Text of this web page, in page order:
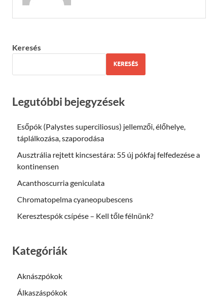
Keresés
KERESÉS
Legutóbbi bejegyzések
Esőpók (Palystes superciliosus) jellemzői, élőhelye,
táplálkozása, szaporodása
Ausztrália rejtett kincsestára: 55 új pókfaj felfedezése a
kontinensen
Acanthoscurria geniculata
Chromatopelma cyaneopubescens
Keresztespók csípése – Kell tőle félnünk?
Kategóriák
Aknászpókok
Álkaszáspókok